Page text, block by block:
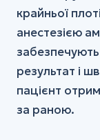
крайньої
анестезією
результат і
пацієнт
за раною.